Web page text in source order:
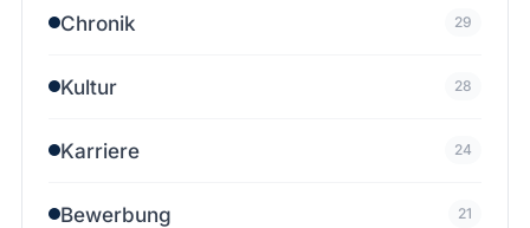
Chronik 29
Kultur 28
Karriere 24
Bewerbung 21